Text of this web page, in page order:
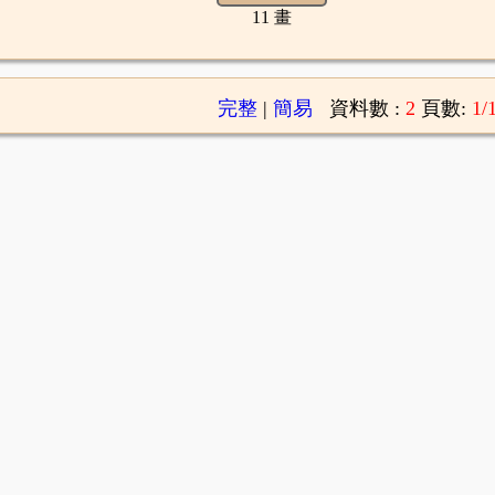
11 畫
完整| 簡易 資料數 : 2 頁數: 1/